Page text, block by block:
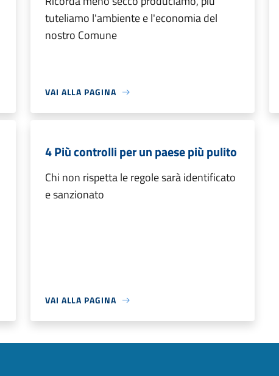
tuteliamo l'ambiente e l'economia del
nostro Comune
VAI ALLA PAGINA
4 Più controlli per un paese più pulito
Chi non rispetta le regole sarà identificato
e sanzionato
VAI ALLA PAGINA